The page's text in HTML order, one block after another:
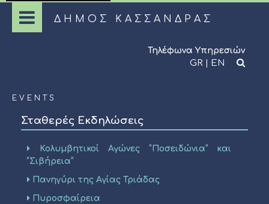
ΔΗΜΟΣ ΚΑΣΣΑΝΔΡΑΣ
Τηλέφωνα Υπηρεσιών
GR | EN
EVENTS
Σταθερές Εκδηλώσεις
Κολυμβητικοί Αγώνες “Ποσειδώνια” και
“Σιβήρεια”
Πανηγύρι της Αγίας Τριάδας
Πυροσφαίρεια